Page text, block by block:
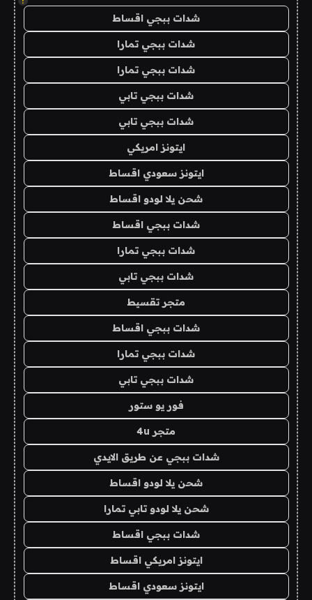
شدات ببجي اقساط
شدات ببجي تمارا
شدات ببجي تمارا
شدات ببجي تابي
شدات ببجي تابي
ايتونز امريكي
ايتونز سعودي اقساط
شحن يلا لودو اقساط
شدات ببجي اقساط
شدات ببجي تمارا
شدات ببجي تابي
متجر تقسيط
شدات ببجي اقساط
شدات ببجي تمارا
شدات ببجي تابي
فور يو ستور
متجر 4u
شدات ببجي عن طريق الايدي
شحن يلا لودو اقساط
شحن يلا لودو تابي تمارا
شدات ببجي اقساط
ايتونز امريكي اقساط
ايتونز سعودي اقساط